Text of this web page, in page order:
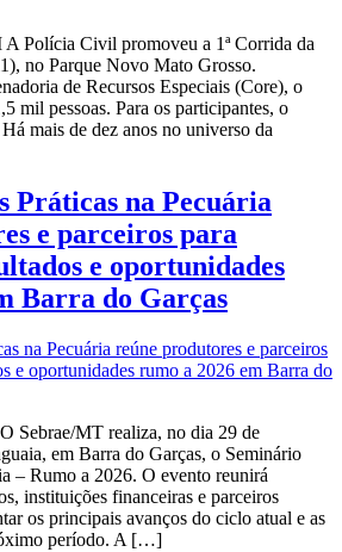
Polícia Civil promoveu a 1ª Corrida da
no Parque Novo Mato Grosso.
de Recursos Especiais (Core), o
mil pessoas. Para os participantes, o
mais de dez anos no universo da
Práticas na Pecuária
e parceiros para
e oportunidades
Barra do Garças
Sebrae/MT realiza, no dia 29 de
em Barra do Garças, o Seminário
– Rumo a 2026. O evento reunirá
instituições financeiras e parceiros
os principais avanços do ciclo atual e as
período. A […]